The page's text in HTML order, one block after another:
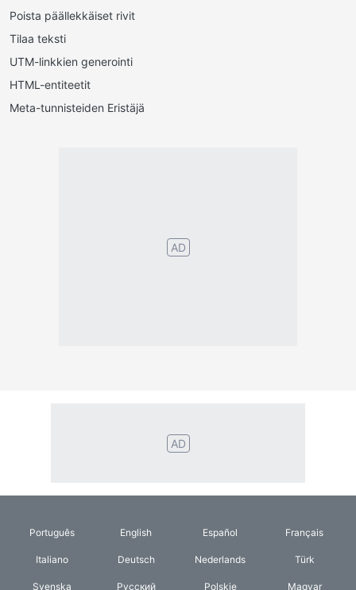
Poista päällekkäiset rivit
Tilaa teksti
UTM-linkkien generointi
HTML-entiteetit
Meta-tunnisteiden Eristäjä